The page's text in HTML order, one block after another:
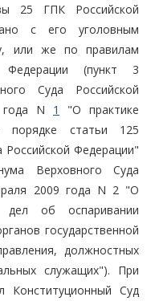
25 ГПК Российской
с его уголовным
или же по правилам
(пункт 3
Суда Российской
N 1
"О практике
порядке статьи 125
Российской Федерации"
Верховного Суда
2009 года N 2 "О
дел об оспаривании
государственной
должностных
служащих"). При
Конституционный Суд